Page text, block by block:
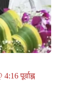
पूर्वाह्न